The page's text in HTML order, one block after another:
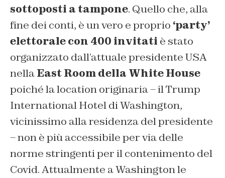
sottoposti a tampone. Quello che, alla
fine dei conti, è un vero e proprio ‘party’
elettorale con 400 invitati è stato
organizzato dall’attuale presidente USA
nellaEast Room della White House
poiché la location originaria – il Trump
International Hotel di Washington,
vicinissimo alla residenza del presidente
– non è più accessibile per via delle
norme stringenti per il contenimento del
Covid. Attualmente a Washington le